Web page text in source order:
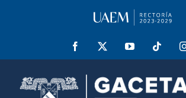
Facebook YouTube Tiktok